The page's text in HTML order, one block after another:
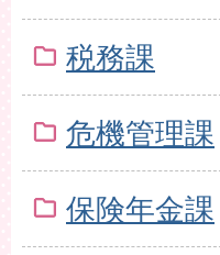
税務課
危機管理課
保険年金課